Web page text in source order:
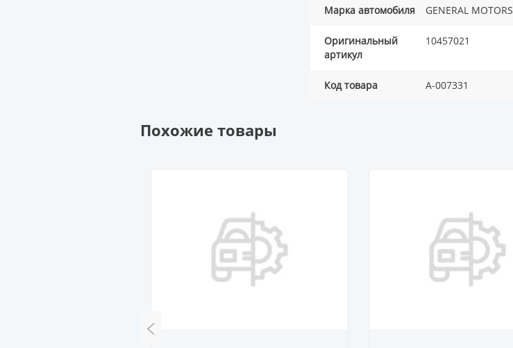
Марка автомобиля GENERAL MOTORS
Оригинальный
артикул
10457021
Код товара A-007331
Похожие товары